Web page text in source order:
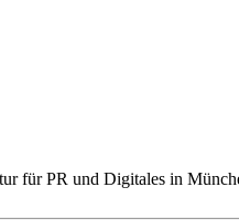
für PR und Digitales in